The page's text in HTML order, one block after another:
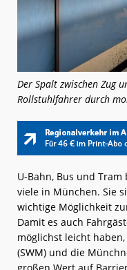
Der Spalt zwischen Zug
Rollstuhlfahrer durch
U-Bahn, Bus und
viele in München. Sie
wichtige Möglichkeit
Damit es auch
möglichst leicht
(SWM) und die